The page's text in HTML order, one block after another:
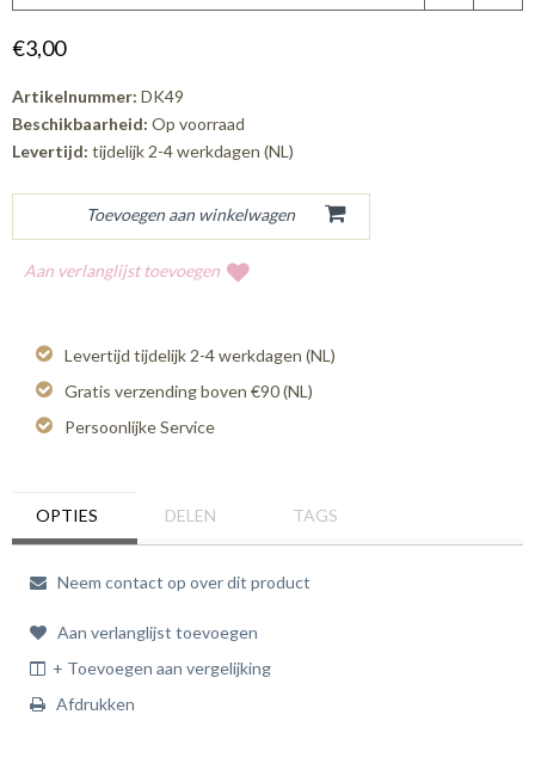
€3,00
Artikelnummer: DK49
Beschikbaarheid: Op voorraad
Levertijd: tijdelijk 2-4 werkdagen (NL)
Aan verlanglijst toevoegen
Levertijd tijdelijk 2-4 werkdagen (NL)
Gratis verzending boven €90 (NL)
Persoonlijke Service
OPTIES DELEN TAGS
Neem contact op over dit product
Aan verlanglijst toevoegen
+ Toevoegen aan vergelijking
Afdrukken